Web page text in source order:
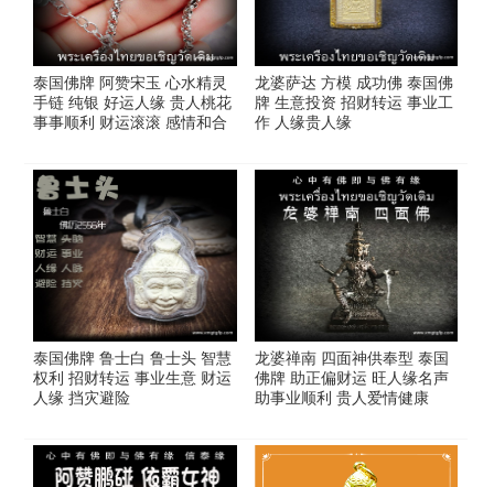
泰国佛牌 阿赞宋玉 心水精灵
手链 纯银 好运人缘 贵人桃花
事事顺利 财运滚滚 感情和合
龙婆萨达 方模 成功佛 泰国佛
牌 生意投资 招财转运 事业工
作 人缘贵人缘
泰国佛牌 鲁士白 鲁士头 智慧
权利 招财转运 事业生意 财运
人缘 挡灾避险
龙婆禅南 四面神供奉型 泰国
佛牌 助正偏财运 旺人缘名声
助事业顺利 贵人爱情健康